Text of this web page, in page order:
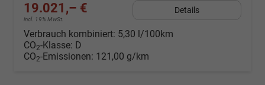
19.021,– €
incl. 19% MwSt.
Details
Verbrauch kombiniert: 5,30 l/100km
CO2-Klasse: D
CO2-Emissionen: 121,00 g/km